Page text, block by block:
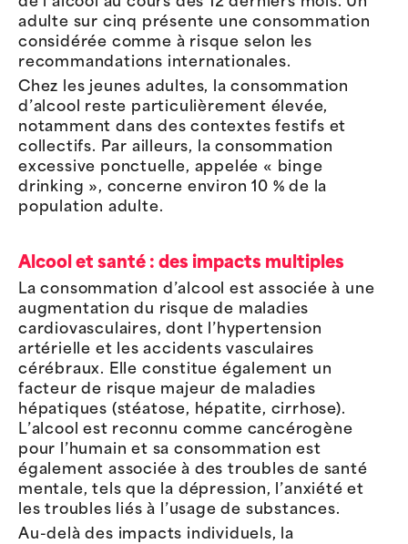
adulte sur cinq présente une consommation
considérée comme à risque selon les
recommandations internationales.
Chez les jeunes adultes, la consommation
d’alcool reste particulièrement élevée,
notamment dans des contextes festifs et
collectifs. Par ailleurs, la consommation
excessive ponctuelle, appelée « binge
drinking », concerne environ 10 % de la
population adulte.
Alcool et santé : des impacts multiples
La consommation d’alcool est associée à une
augmentation du risque de maladies
cardiovasculaires, dont l’hypertension
artérielle et les accidents vasculaires
cérébraux. Elle constitue également un
facteur de risque majeur de maladies
hépatiques (stéatose, hépatite, cirrhose).
L’alcool est reconnu comme cancérogène
pour l’humain et sa consommation est
également associée à des troubles de santé
mentale, tels que la dépression, l’anxiété et
les troubles liés à l’usage de substances.
Au-delà des impacts individuels, la